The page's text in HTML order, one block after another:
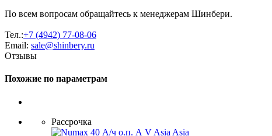
По всем вопросам обращайтесь к менеджерам Шинбери.
Тел.:+7 (4942) 77-08-06
Email: sale@shinbery.ru
Отзывы
Похожие по параметрам
Рассрочка